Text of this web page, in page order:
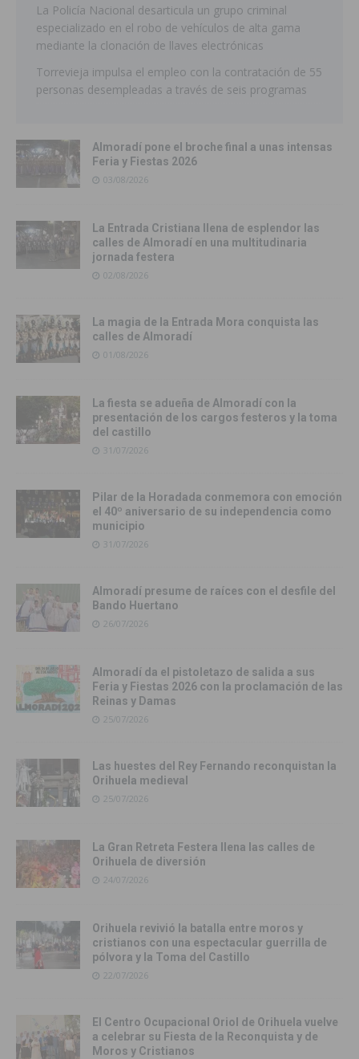
La Policía Nacional desarticula un grupo criminal
especializado en el robo de vehículos de alta gama
mediante la clonación de llaves electrónicas
Torrevieja impulsa el empleo con la contratación de 55
personas desempleadas a través de seis programas
Almoradí pone el broche final a unas intensas
Feria y Fiestas 2026
03/08/2026
La Entrada Cristiana llena de esplendor las
calles de Almoradí en una multitudinaria
jornada festera
02/08/2026
La magia de la Entrada Mora conquista las
calles de Almoradí
01/08/2026
La fiesta se adueña de Almoradí con la
presentación de los cargos festeros y la toma
del castillo
31/07/2026
Pilar de la Horadada conmemora con emoción
el 40º aniversario de su independencia como
municipio
31/07/2026
Almoradí presume de raíces con el desfile del
Bando Huertano
26/07/2026
Almoradí da el pistoletazo de salida a sus
Feria y Fiestas 2026 con la proclamación de las
Reinas y Damas
25/07/2026
Las huestes del Rey Fernando reconquistan la
Orihuela medieval
25/07/2026
La Gran Retreta Festera llena las calles de
Orihuela de diversión
24/07/2026
Orihuela revivió la batalla entre moros y
cristianos con una espectacular guerrilla de
pólvora y la Toma del Castillo
22/07/2026
El Centro Ocupacional Oriol de Orihuela vuelve
a celebrar su Fiesta de la Reconquista y de
Moros y Cristianos